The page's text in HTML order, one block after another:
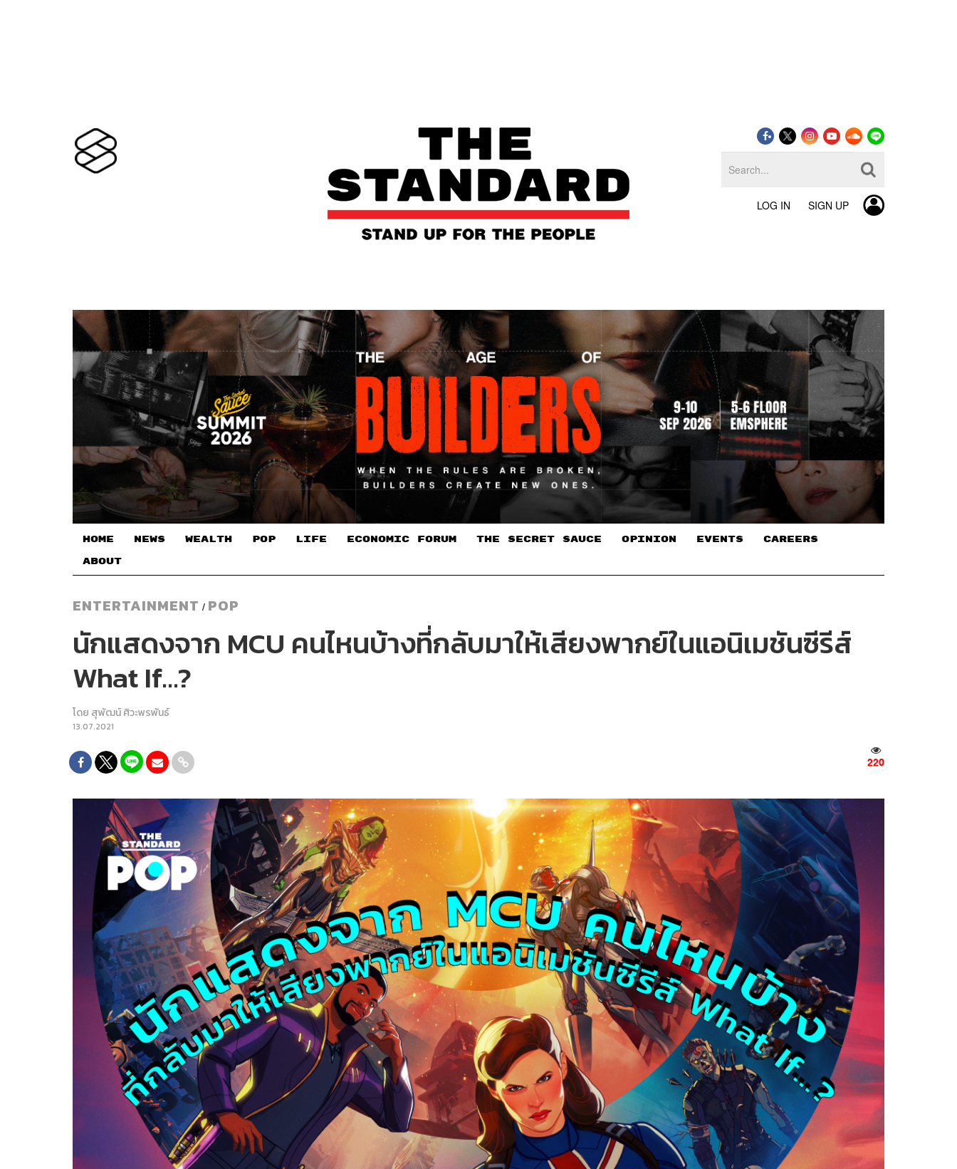
LOG IN SIGN UP
HOME NEWS WEALTH POP LIFE ECONOMIC FORUM THE SECRET SAUCE​ OPINION EVENTS CAREERS
ABOUT
ENTERTAINMENT / POP
นักแสดงจาก MCU คนไหนบ้างที่กลับมาให้เสียงพากย์ในแอนิเมชันซีรีส์
What If…?
โดย สุพัฒน์ ศิวะพรพันธ์
13.07.2021
220